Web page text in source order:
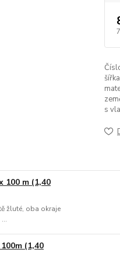
s
100 m (1,40
žluté, oba okraje
(1,40